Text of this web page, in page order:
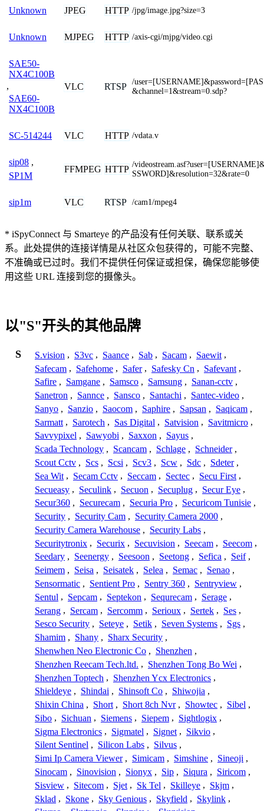
Unknown JPEG HTTP /jpg/image.jpg?size=3
Unknown MJPEG HTTP /axis-cgi/mjpg/video.cgi
SAE50-
NX4C100B
,
SAE60-
NX4C100B
VLC RTSP /
&channel=1&stream=0.sdp?
SC-514244 VLC HTTP /vdata.v
sip08 ,
SP1M
FFMPEG HTTP /
SSWORD]&resolution=32&rate=0
sip1m VLC RTSP /cam1/mpeg4
* iSpyConnect 与 Smarteye 的产品没有任何关联、联系或关
系。此处提供的连接详情是从社区众包获得的，可能不完整、
不准确或已过时。我们不提供任何保证或担保，确保您能够使
用这些 URL 连接到您的摄像头。
以"S"开头的其他品牌
S S.vision , S3vc , Saance , Sab , Sacam , Saewit ,
Safecam , Safehome , Safer , Safesky Cn , Safevant ,
Safire , Samgane , Samsco , Samsung , Sanan-cctv ,
Sanetron , Sannce , Sansco , Santachi , Santec-video ,
Sanyo , Sanzio , Saocom , Saphire , Sapsan , Saqicam ,
Sarmatt , Sarotech , Sas Digital , Satvision , Savitmicro ,
Savvypixel , Sawyobi , Saxxon , Sayus ,
Scada Technology , Scancam , Schlage , Schneider ,
Scout Cctv , Scs , Scsi , Scv3 , Scw , Sdc , Sdeter ,
Sea Wit , Secam Cctv , Seccam , Sectec , Secu First ,
Secueasy , Seculink , Secuon , Secuplug , Secur Eye ,
Secur360 , Securecam , Securia Pro , Securicom Tunisie ,
Security , Security Cam , Security Camera 2000 ,
Security Camera Warehouse , Security Labs ,
Securitytronix , Securix , Secuvision , Seecam , Seecom ,
Seedary , Seenergy , Seesoon , Seetong , Sefica , Seif ,
Seimem , Seisa , Seisatek , Selea , Semac , Senao ,
Sensormatic , Sentient Pro , Sentry 360 , Sentryview ,
Sentul , Sepcam , Septekon , Sequrecam , Serage ,
Serang , Sercam , Sercomm , Serioux , Sertek , Ses ,
Sesco Security , Seteye , Setik , Seven Systems , Sgs ,
Shamim , Shany , Sharx Security ,
Shenwhen Neo Electronic Co , Shenzhen ,
Shenzhen Reecam Tech.ltd. , Shenzhen Tong Bo Wei ,
Shenzhen Toptech , Shenzhen Ycx Electronics ,
Shieldeye , Shindai , Shinsoft Co , Shiwojia ,
Shixin China , Short , Short 8ch Nvr , Showtec , Sibel ,
Sibo , Sichuan , Siemens , Siepem , Sightlogix ,
Sigma Electronics , Sigmatel , Signet , Sikvio ,
Silent Sentinel , Silicon Labs , Silvus ,
Simi Ip Camera Viewer , Simicam , Simshine , Sineoji ,
Sinocam , Sinovision , Sionyx , Sip , Siqura , Siricom ,
Sisview , Sitecom , Sjet , Sk Tel , Skilleye , Skjm ,
Sklad , Skone , Sky Genious , Skyfield , Skylink ,